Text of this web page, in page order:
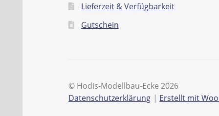
Lieferzeit & Verfügbarkeit
Gutschein
© Hodis-Modellbau-Ecke 2026
Datenschutzerklärung
Erstellt mit